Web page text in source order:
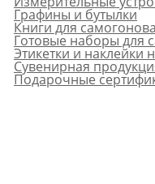
Графины и бутылки
Книги для
Готовые наборы для
Этикетки и наклейки
Сувенирная
Подарочные